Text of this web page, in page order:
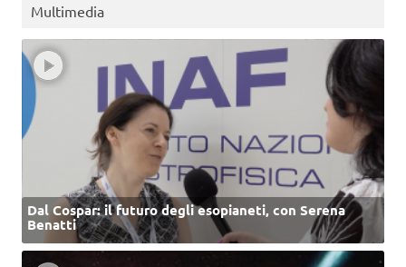
Multimedia
Dal Cospar: il futuro degli esopianeti, con Serena
Benatti